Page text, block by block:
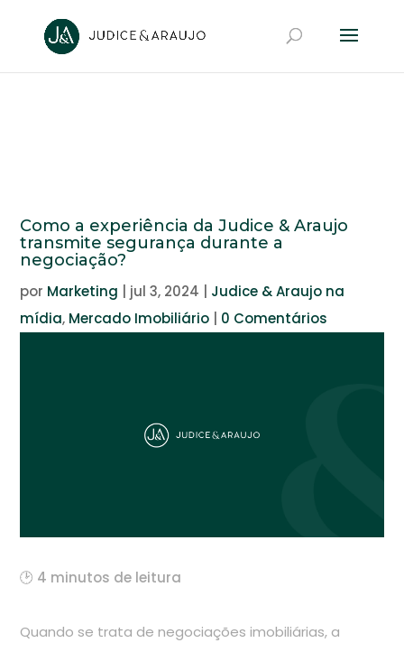
Como a experiência da Judice & Araujo
transmite segurança durante a
negociação?
por Marketing jul 3, 2024
Judice & Araujo na
mídia, Mercado Imobiliário 0 Comentários
🕑 4 minutos de leitura
Quando se trata de negociações imobiliárias, a